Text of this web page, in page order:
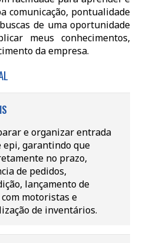
comunicação, pontualidade
de uma oportunidade
meus conhecimentos,
da empresa.
e organizar entrada
epi, garantindo que
no prazo,
de pedidos,
lançamento de
motoristas e
de inventários.